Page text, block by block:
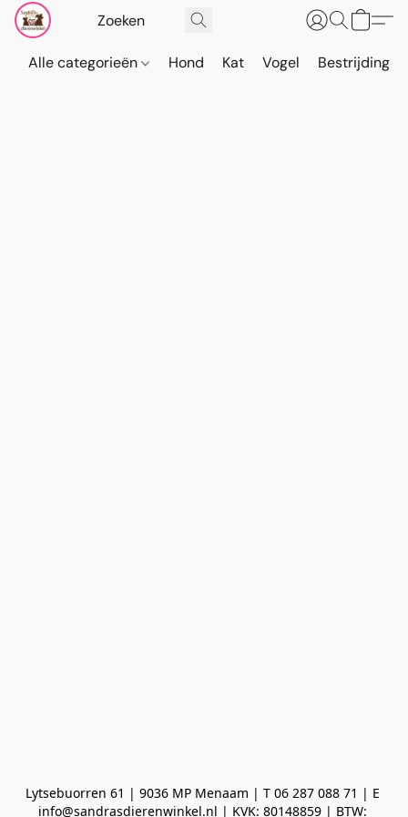
Alle categorieën Hond Kat Vogel Bestrijding
Lytsebuorren 61 | 9036 MP Menaam | T 06 287 088 71 | E
info@sandrasdierenwinkel.nl | KVK: 80148859 | BTW: